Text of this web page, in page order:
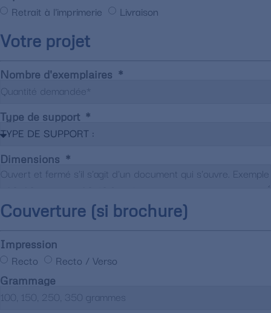
Retrait à l'imprimerie Livraison
Votre projet
Nombre d'exemplaires
Type de support
Dimensions
Couverture (si brochure)
Impression
Recto Recto / Verso
Grammage